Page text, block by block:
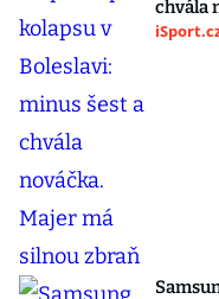
chvála